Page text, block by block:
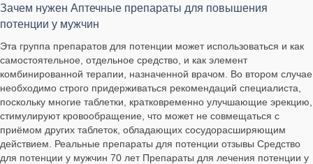
Зачем нужен Аптечные препараты для повышения
потенции у мужчин
Эта группа препаратов для потенции может использоваться и как
самостоятельное, отдельное средство, и как элемент
комбинированной терапии, назначенной врачом. Во втором случае
необходимо строго придерживаться рекомендаций специалиста,
поскольку многие таблетки, кратковременно улучшающие эрекцию,
стимулируют кровообращение, что может не совмещаться с
приёмом других таблеток, обладающих сосудорасширяющим
действием. Реальные препараты для потенции отзывы Средство
для потенции у мужчин 70 лет Препараты для лечения потенции у